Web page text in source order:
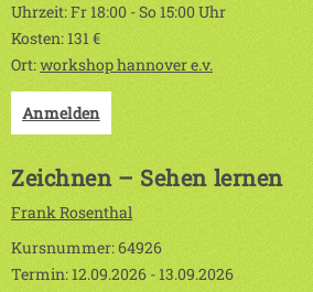
Uhrzeit: Fr 18:00 - So 15:00 Uhr
Kosten: 131 €
Ort:workshop hannover e.v.
Anmelden
Zeichnen – Sehen lernen
Frank Rosenthal
Kursnummer: 64926
Termin: 12.09.2026 - 13.09.2026